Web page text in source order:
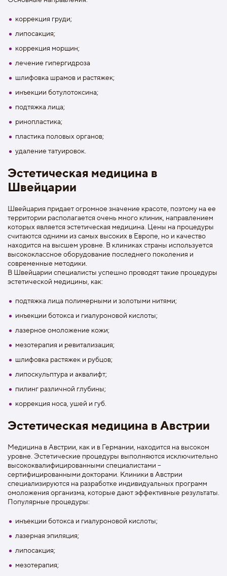
коррекция груди;
липосакция;
коррекция морщин;
лечение гипергидроза
шлифовка шрамов и растяжек;
инъекции ботулотоксина;
подтяжка лица;
ринопластика;
пластика половых органов;
удаление татуировок.
Эстетическая медицина в
Швейцарии
Швейцария придает огромное значение красоте, поэтому на ее
территории располагается очень много клиник, направлением
которых является эстетическая медицина. Цены на процедуры
считаются одними из самых высоких в Европе, но и качество
находится на высшем уровне. В клиниках страны используется
высококлассное оборудование последнего поколения и
современные методики.
В Швейцарии специалисты успешно проводят такие процедуры
эстетической медицины, как:
подтяжка лица полимерными и золотыми нитями;
инъекции ботокса и гиалуроновой кислоты;
лазерное омоложение кожи;
мезотерапия и ревитализация;
шлифовка растяжек и рубцов;
липоскульптура и аквалифт;
пилинг различной глубины;
коррекция носа, ушей и губ.
Эстетическая медицина в Австрии
Медицина в Австрии, как и в Германии, находится на высоком
уровне. Эстетические процедуры выполняются исключительно
высококвалифицированными специалистами –
сертифицированными докторами. Клиники в Австрии
специализируются на разработке индивидуальных программ
омоложения организма, которые дают эффективные результаты.
Популярные процедуры:
инъекции ботокса и гиалуроновой кислоты;
лазерная эпиляция;
липосакция;
мезотерапия;